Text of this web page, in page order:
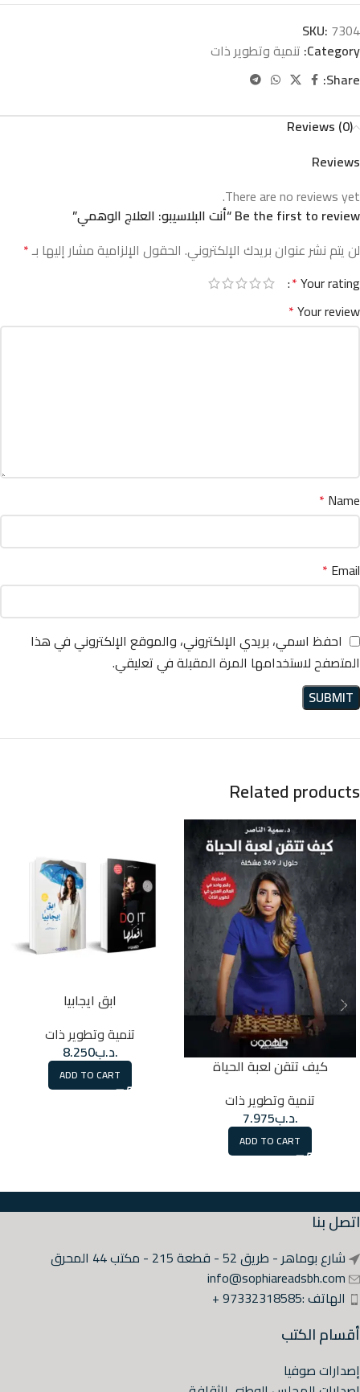
SKU: 7304
Category: تنمية وتطوير ذات
Share:
Reviews (0)
Reviews
There are no reviews yet.
Be the first to review “أنت البلاسيبو: العلاج الوهمي”
لن يتم نشر عنوان بريدك الإلكتروني. الحقول الإلزامية مشار إليها بـ*
Your rating
*
Your review
*
Name
*
Email
*
احفظ اسمي، بريدي الإلكتروني، والموقع الإلكتروني في هذا
المتصفح لاستخدامها المرة المقبلة في تعليقي.
Related products
كيف تتقن لعبة الحياة
تنمية وتطوير ذات
.د.ب7.975
ADD TO CART
ابق ايجابيا
تنمية وتطوير ذات
.د.ب8.250
ADD TO CART
اتصل بنا
شارع بوماهر - طريق 52 - قطعة 215 - مكتب 44 المحرق
info@sophiareadsbh.com
الهاتف :97332318585 +
أقسام الكتب
إصدارات صوفيا